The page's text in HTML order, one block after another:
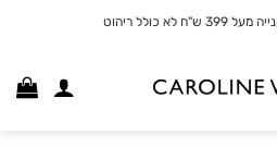
לא כולל ריהוט